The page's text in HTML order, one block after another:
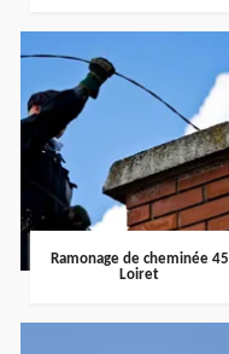
Ramonage de cheminée 45
Loiret